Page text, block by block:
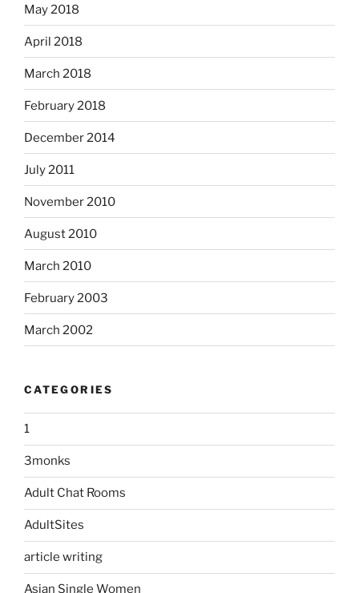
May 2018
April 2018
March 2018
February 2018
December 2014
July 2011
November 2010
August 2010
March 2010
February 2003
March 2002
CATEGORIES
1
3monks
Adult Chat Rooms
AdultSites
article writing
Asian Single Women